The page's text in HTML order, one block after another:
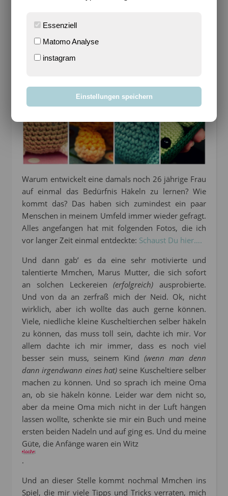
Warum entwickelt eine damals noch 26 jährige Frau
auf einmal das Bedürfnis Häkeln zu lernen? Wie
kommt das? Das haben sich zumindest ein paar
Menschen in meinem Umfeld immer wieder gefragt.
Alles angefangen hat mit folgenden Fotos, die ich
vor langer Zeit einmal entdeckte: Schaust Du hier….
Und dann gab’ es da eine sehr motivierte und
talentierte Mmchen, Marus Mutter, die sich sofort
an solchen Leckereien(erfolgreich) ausprobierte.
Und von da an zerfraß mich der Neid. Ok, nicht
wirklich, aber ich wollte das auch gerne können.
Viele, niedliche kleine Kuscheltierchen selber häkeln
zu können, das muss toll sein, dachte ich mir. Vor
allem dachte ich mir immer, dass es noch viel
besser sein muss, seinem Kind (wenn man denn
dann irgendwann eines hat) seine Kuscheltiere selber
machen zu können. Und so sprach ich meine Oma
an, ob sie häkeln könne. Leider war dem nicht so,
aber da meine Oma mich nicht in der Luft hängen
lassen wollte, schenkte sie mir ein Buch und meine
ersten beiden Nadeln und auf ging es. Und du meine
Güte, die Anfänge waren ein Witz
.
Und an dieser Stelle kommt nochmal Mmchen ins
Spiel, die mir viele Tipps und Tricks verraten, mich
Essenziell
Matomo Analyse
instagram
Einstellungen speichern